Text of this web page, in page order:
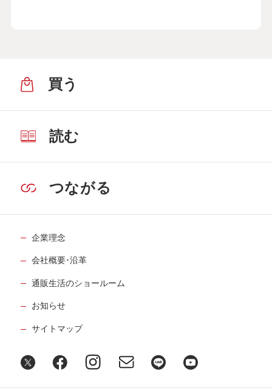
買う
読む
つながる
企業理念
会社概要･沿革
通販生活のショールーム
お知らせ
サイトマップ